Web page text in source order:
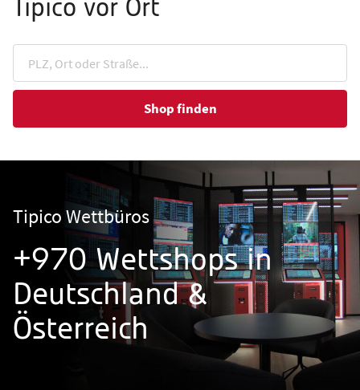
Tipico vor Ort
Shop finden
Tipico Wettbüros
+970 Wettshops in
Deutschland &
Österreich